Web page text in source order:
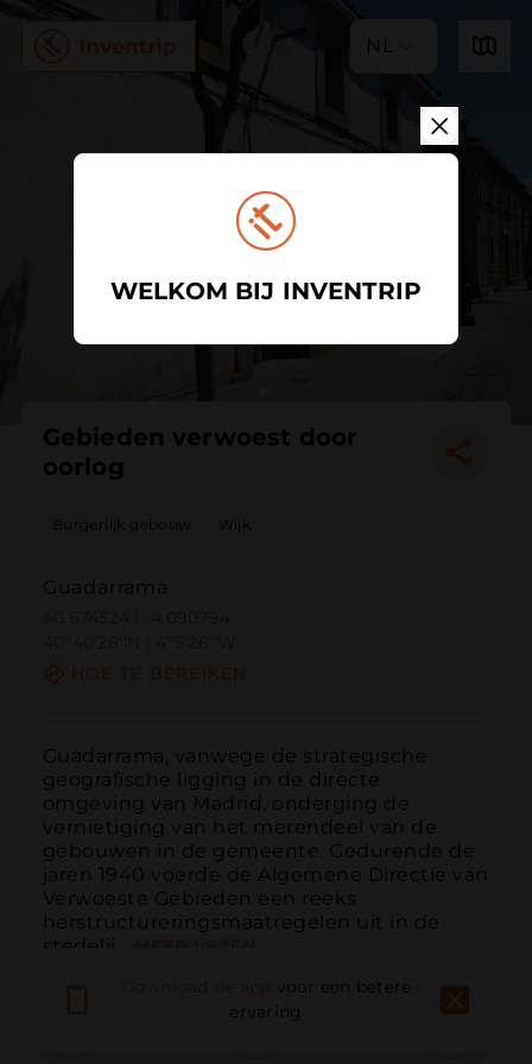
NL
Gebieden verwoest door
oorlog
Burgerlijk gebouw Wijk
Guadarrama
Guadarrama, vanwege de strategische
geografische ligging in de directe
omgeving van Madrid, onderging de
vernietiging van het merendeel van de
gebouwen in de gemeente. Gedurende de
jaren 1940 voerde de Algemene Directie van
Verwoeste Gebieden een reeks
herstructureringsmaatregelen uit in de
stedelij...
voor een betere
ervaring
WELKOM BIJ INVENTRIP